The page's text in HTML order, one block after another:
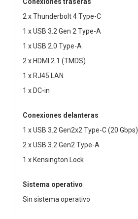
2 x Thunderbolt 4 Type-C
1 x USB 3.2 Gen 2 Type-A
1 x USB 2.0 Type-A
2 x HDMI 2.1 (TMDS)
1 x RJ45 LAN
1 x DC-in
Conexiones delanteras
1 x USB 3.2 Gen2x2 Type-C (20 Gbps)
2 x USB 3.2 Gen2 Type-A
1 x Kensington Lock
Sistema operativo
Sin sistema operativo